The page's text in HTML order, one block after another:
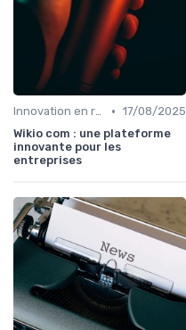
Innovation en relation presse • 17/08/2025
Wikio com : une plateforme
innovante pour les
entreprises